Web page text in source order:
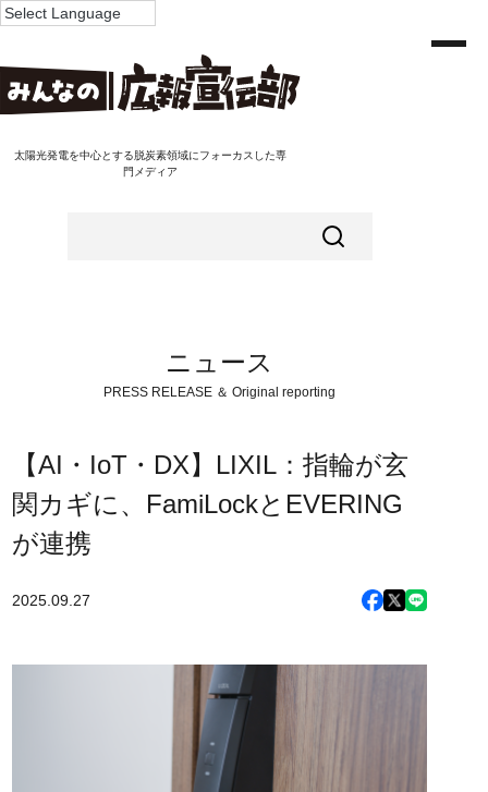
太陽光発電を中心とする脱炭素領域にフォーカスした専
門メディア
ニュース
PRESS RELEASE ＆ Original reporting
【AI・IoT・DX】LIXIL：指輪が玄
関カギに、FamiLockとEVERING
が連携
2025.09.27